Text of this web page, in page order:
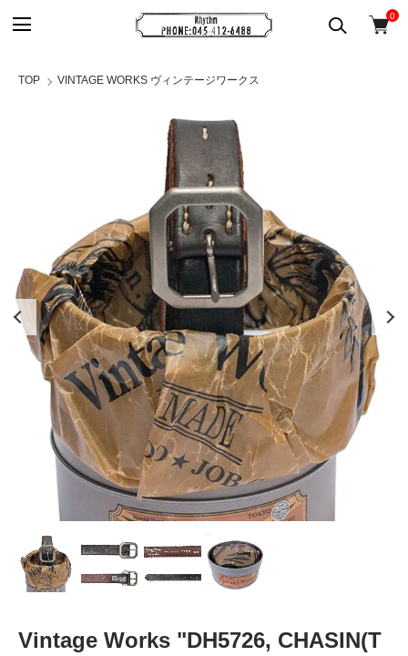
0
TOP VINTAGE WORKS ヴィンテージワークス
Vintage Works "DH5726, CHASIN(T